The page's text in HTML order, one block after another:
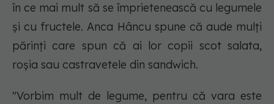
în ce mai mult să se împrietenească cu legumele
și cu fructele. Anca Hâncu spune că aude mulți
părinți care spun că ai lor copii scot salata,
roșia sau castravetele din sandwich.
"Vorbim mult de legume, pentru că vara este